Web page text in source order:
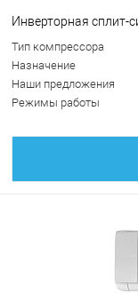
Инверторная сплит-
Тип компрессора
Назначение
Наши предложения
Режимы работы